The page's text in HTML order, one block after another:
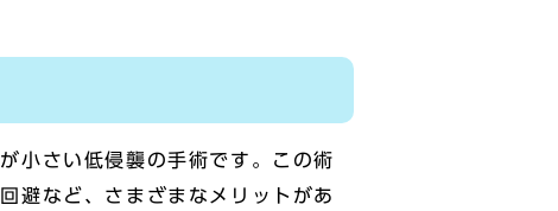
小さい低侵襲の手術です。この術
避など、さまざまなメリットがあ